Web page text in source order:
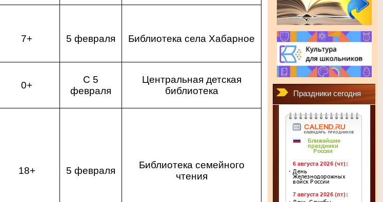
7+ 5 февраля Библиотека села Хабарное
0+
С 5
февраля
Центральная детская
библиотека
18+ 5 февраля
Библиотека семейного
чтения
Праздники сегодня